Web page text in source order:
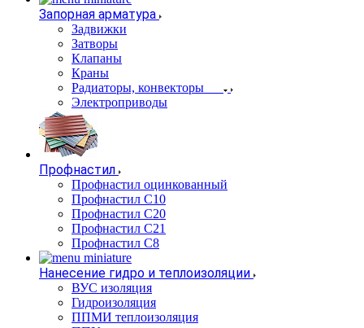
Запорная арматура
Задвижки
Затворы
Клапаны
Краны
Радиаторы, конвекторы
Электроприводы
Профнастил
Профнастил оцинкованный
Профнастил С10
Профнастил С20
Профнастил С21
Профнастил С8
Нанесение гидро и теплоизоляции
ВУС изоляция
Гидроизоляция
ППМИ теплоизоляция